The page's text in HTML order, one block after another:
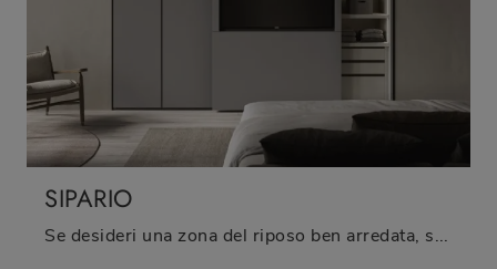
SIPARIO
Se desideri una zona del riposo ben arredata, scegli l'armadio Sipario con ante scorrevoli di Fimar!